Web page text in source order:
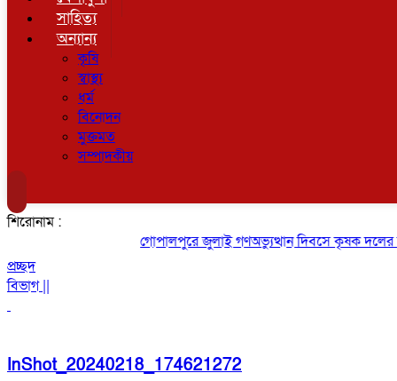
সাহিত্য
অন্যান্য
কৃষি
স্বাস্থ্য
ধর্ম
বিনোদন
মুক্তমত
সম্পাদকীয়
শিরোনাম :
গোপালপুরে জুলাই গণঅভ্যুত্থান দিবসে কৃষক দলের
প্রচ্ছদ
বিভাগ ||
InShot_20240218_174621272